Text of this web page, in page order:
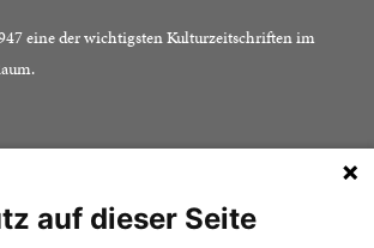
eine der wichtigsten Kulturzeitschriften im
Alle Abos im Überblick Impressum
auf dieser Seite